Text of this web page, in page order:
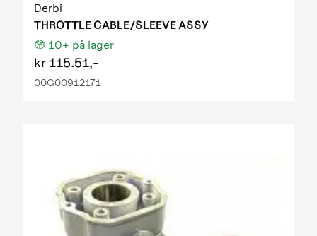
Derbi
THROTTLE CABLE/SLEEVE ASSY
10+ på lager
kr 115.51,-
00G00912171